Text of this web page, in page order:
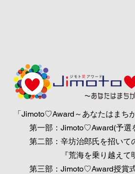
「Jimoto♡Award～あなたはまち
第一部：Jimoto♡Award(予選
第二部：辛坊治郎氏を招いて
『荒海を乗り越えて明日を
第三部：Jimoto♡Award授賞式